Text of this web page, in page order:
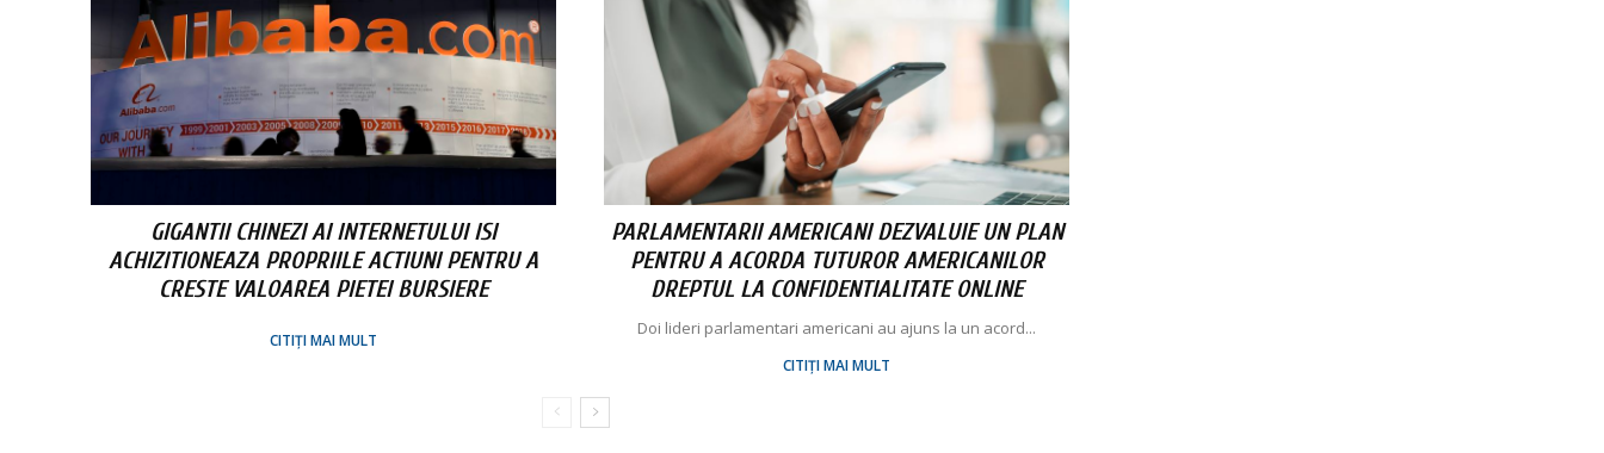
GIGANTII CHINEZI AI INTERNETULUI ISI
ACHIZITIONEAZA PROPRIILE ACTIUNI PENTRU A
CRESTE VALOAREA PIETEI BURSIERE
CITIȚI MAI MULT
PARLAMENTARII AMERICANI DEZVALUIE UN PLAN
PENTRU A ACORDA TUTUROR AMERICANILOR
DREPTUL LA CONFIDENTIALITATE ONLINE
Doi lideri parlamentari americani au ajuns la un acord...
CITIȚI MAI MULT